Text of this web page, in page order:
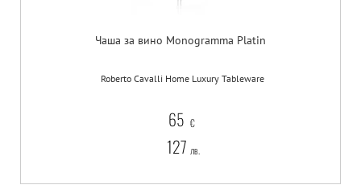
Чаша за вино Monogramma Platin
Roberto Cavalli Home Luxury Tableware
65 €
127 лв.